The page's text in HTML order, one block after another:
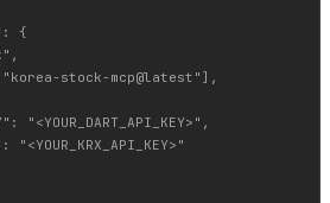
{
stock-mcp@latest"],
"<YOUR_DART_API_KEY>",
"<YOUR_KRX_API_KEY>"